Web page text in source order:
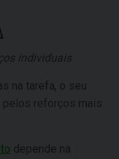
individuais
na tarefa, o seu
reforços mais
depende na